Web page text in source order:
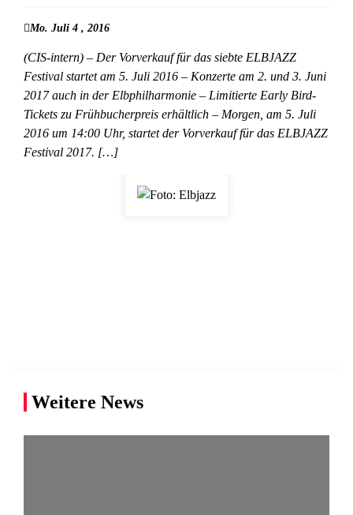
Mo. Juli 4 , 2016
(CIS-intern) – Der Vorverkauf für das siebte ELBJAZZ
Festival startet am 5. Juli 2016 – Konzerte am 2. und 3. Juni
2017 auch in der Elbphilharmonie – Limitierte Early Bird-
Tickets zu Frühbucherpreis erhältlich – Morgen, am 5. Juli
2016 um 14:00 Uhr, startet der Vorverkauf für das ELBJAZZ
Festival 2017. […]
Weitere News